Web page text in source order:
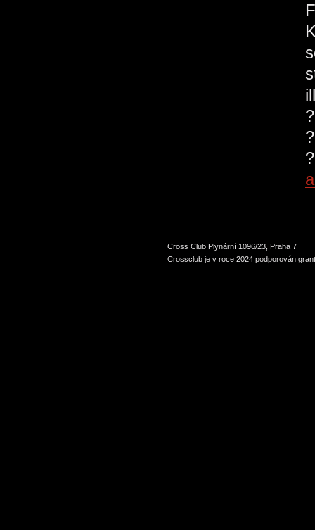
Cross Club Plynární 1096/23, Praha 7
Crossclub je v roce 2024 podporován